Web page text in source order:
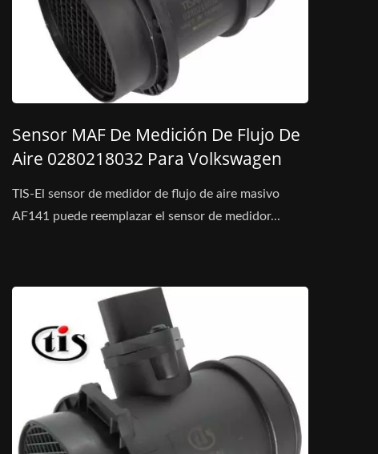
Sensor MAF De Medición De Flujo De
Aire 0280218032 Para Volkswagen
TIS-El sensor de medidor de flujo de aire masivo
AF141 puede reemplazar el sensor de medidor...